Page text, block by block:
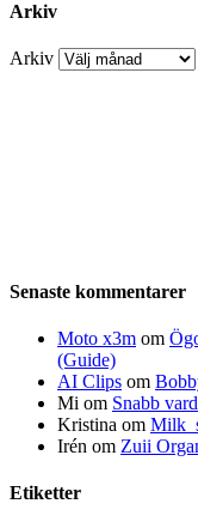
Arkiv
Arkiv
Senaste kommentarer
Moto x3m om
(Guide)
AI Clips om
Mi om Snabb
Kristina om
Irén om Zuii
Etiketter